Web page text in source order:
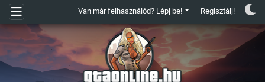
Van már felhasználód? Lépj be! Regisztálj!